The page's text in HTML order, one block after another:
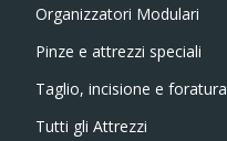
Organizzatori Modulari
Pinze e attrezzi speciali
Taglio, incisione e foratura
Tutti gli Attrezzi